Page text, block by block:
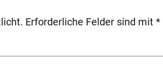
Erforderliche Felder sind mit *